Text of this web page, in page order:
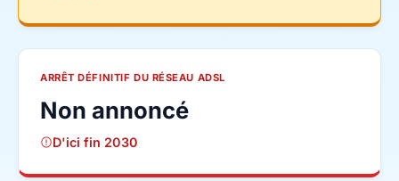
ARRÊT DÉFINITIF DU RÉSEAU ADSL
Non annoncé
D'ici fin 2030